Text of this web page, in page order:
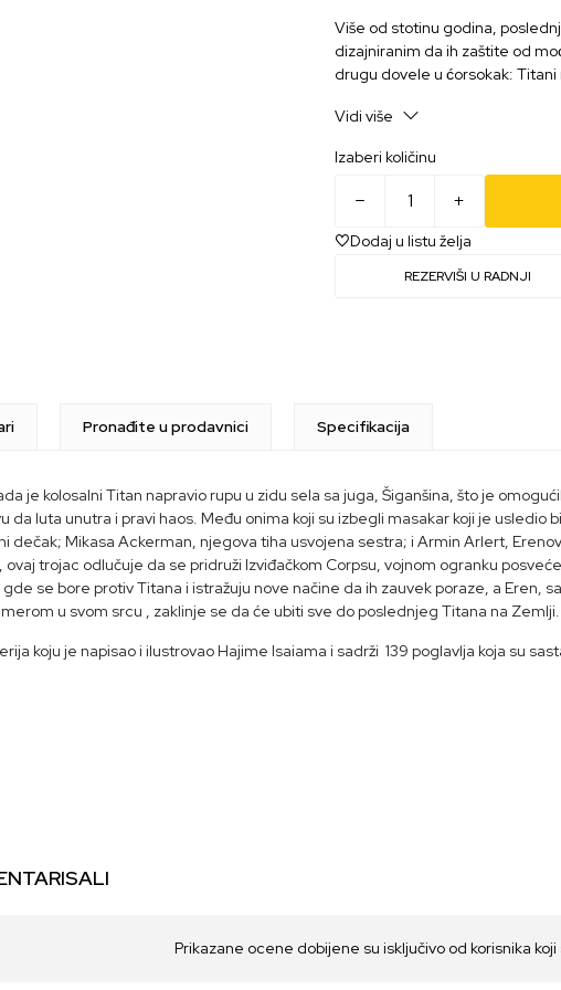
Više od stotinu godina,
dizajniranim da ih zaštite od
drugu dovele u ćorsokak:
Vidi više
Izaberi količinu
Dodaj u listu želja
REZERVIŠI U RADNJI
Pronađite u prodavnici Specifikacija
je kolosalni Titan napravio rupu u zidu sela sa juga, Šiganšina, što je
da luta unutra i pravi haos. Među onima koji su izbegli masakar koji je usledio
dečak; Mikasa Ackerman, njegova tiha usvojena sestra; i Armin Arlert,
trojac odlučuje da se pridruži Izviđačkom Corpsu, vojnom ogranku
se bore protiv Titana i istražuju nove načine da ih zauvek poraze, a Eren, sa
u svom srcu , zaklinje se da će ubiti sve do poslednjeg Titana na Zemlji.
koju je napisao i ilustrovao Hajime Isaiama i sadrži 139 poglavlja koja su
Prikazane ocene dobijene su isključivo od korisnika